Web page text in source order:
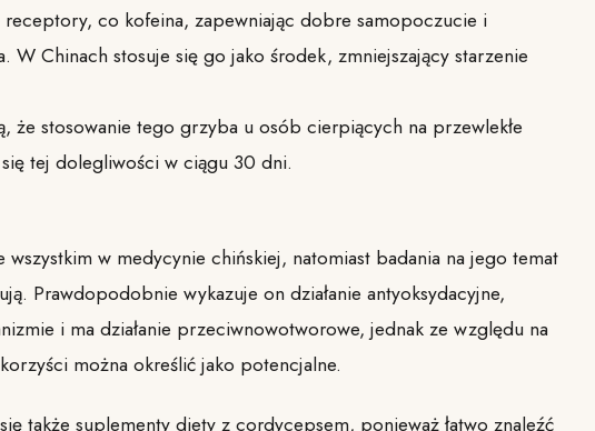
receptory, co kofeina, zapewniając dobre samopoczucie i
W Chinach stosuje się go jako środek, zmniejszający starzenie
że stosowanie tego grzyba u osób cierpiących na przewlekłe
tej dolegliwości w ciągu 30 dni.
w medycynie chińskiej, natomiast badania na jego temat
Prawdopodobnie wykazuje on działanie antyoksydacyjne,
i ma działanie przeciwnowotworowe, jednak ze względu na
można określić jako potencjalne.
także suplementy diety z cordycepsem, ponieważ łatwo znaleźć